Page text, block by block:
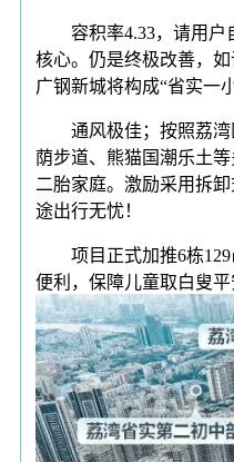
容积率4.33，请用户自
核心。仍是终极改善，
广钢新城将构成“省实一
通风极佳；按照荔湾区
荫步道、熊猫国潮乐土
二胎家庭。激励采用拆
途出行无忧！
项目正式加推6栋129
便利，保障儿童取白叟